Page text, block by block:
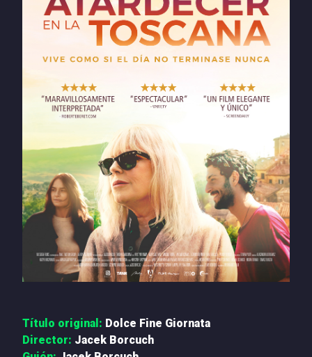
CATÁLOGO
PRENSA
NOTICIAS
QUIÉNES SOMOS
CONTACTO
Título original: Dolce Fine Giornata
Director: Jacek Borcuch